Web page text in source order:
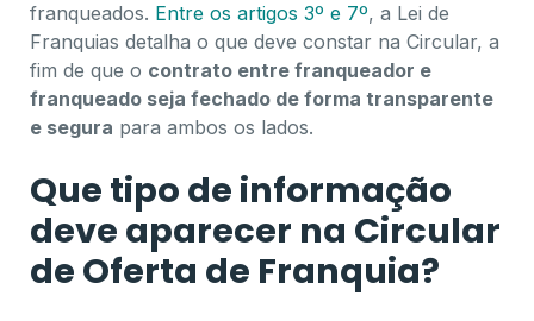
franqueados. Entre os artigos 3º e 7º, a Lei de
Franquias detalha o que deve constar na Circular, a
fim de que o contrato entre franqueador e
franqueado seja fechado de forma transparente
e segura para ambos os lados.
Que tipo de informação
deve aparecer na Circular
de Oferta de Franquia?